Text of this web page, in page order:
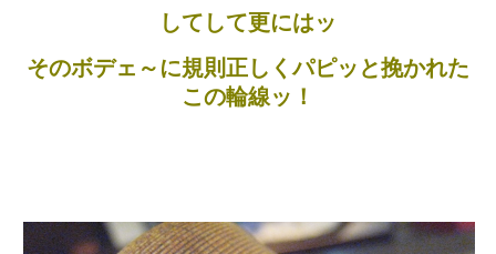
してして更にはッ
そのボデェ～に規則正しくパピッと挽かれた
この輪線ッ！